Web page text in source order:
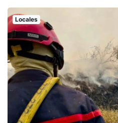
Locales